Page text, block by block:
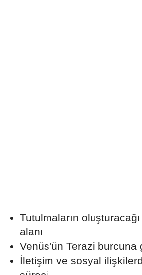
Tutulmaların
alanı
Venüs'ün Terazi burcuna
İletişim ve sosyal